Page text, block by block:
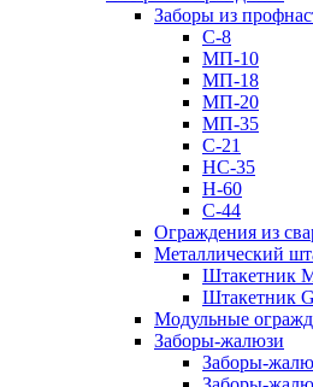
Заборы из
С-8
МП-10
МП-18
МП-20
МП-35
С-21
НС-35
Н-60
С-44
Ограждения из
Металлический
Штакетник
Штакетник
Модульные
Заборы-жалюзи
Заборы-